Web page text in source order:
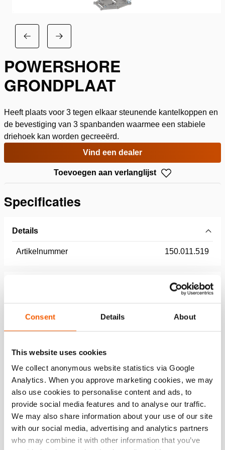
Consent Details About
This website uses cookies
We collect anonymous website statistics via Google
Analytics. When you approve marketing cookies, we may
also use cookies to personalise content and ads, to
provide social media features and to analyse our traffic.
We may also share information about your use of our site
with our social media, advertising and analytics partners
who may combine it with other information that you’ve
POWERSHORE
GRONDPLAAT
Heeft plaats voor 3 tegen elkaar steunende kantelkoppen en
de bevestiging van 3 spanbanden waarmee een stabiele
driehoek kan worden gecreeërd.
Vind een dealer
Toevoegen aan verlanglijst
Specificaties
Details
Artikelnummer 150.011.519
gewicht, gebruiksklaar 3.9 kg
Downloaden
Maintenance after use PowerShore
PDF 434.7 KB
Download